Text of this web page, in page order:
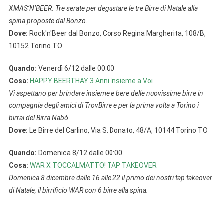
XMAS’N’BEER. Tre serate per degustare le tre Birre di Natale alla
spina proposte dal Bonzo.
Dove: Rock'n'Beer dal Bonzo, Corso Regina Margherita, 108/B,
10152 Torino TO
Quando: Venerdì 6/12 dalle 00:00
Cosa: HAPPY BEERTHAY 3 Anni Insieme a Voi
Vi aspettano per brindare insieme e bere delle nuovissime birre in
compagnia degli amici di TrovBirre e per la prima volta a Torino i
birrai del Birra Nabò.
Dove: Le Birre del Carlino, Via S. Donato, 48/A, 10144 Torino TO
Quando: Domenica 8/12 dalle 00:00
Cosa: WAR X TOCCALMATTO! TAP TAKEOVER
Domenica 8 dicembre dalle 16 alle 22 il primo dei nostri tap takeover
di Natale, il birrificio WAR con 6 birre alla spina.